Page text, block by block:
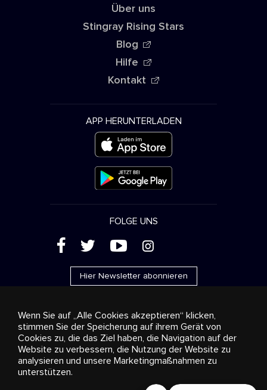
Über uns
Stingray Rising Stars
Blog
Hilfe
Kontakt
APP HERUNTERLADEN
FOLGE UNS
( ' + &
Hier Newsletter abonnieren
Werbung Streaming und Vertrieb
Konsumgüter
Geschäftslösungen
Radio Über uns
Cookies
settings
© 2018-2025 Stingray Group Inc. Alle Rechte vorbehalten.
Wenn Sie auf „Alle Cookies akzeptieren“ klicken,
stimmen Sie der Speicherung auf ihrem Gerät von
Cookies zu, die das Ziel haben, die Navigation auf der
Website zu verbessern, die Nutzung der Website zu
analysieren und unsere Marketingmaßnahmen zu
unterstützen.